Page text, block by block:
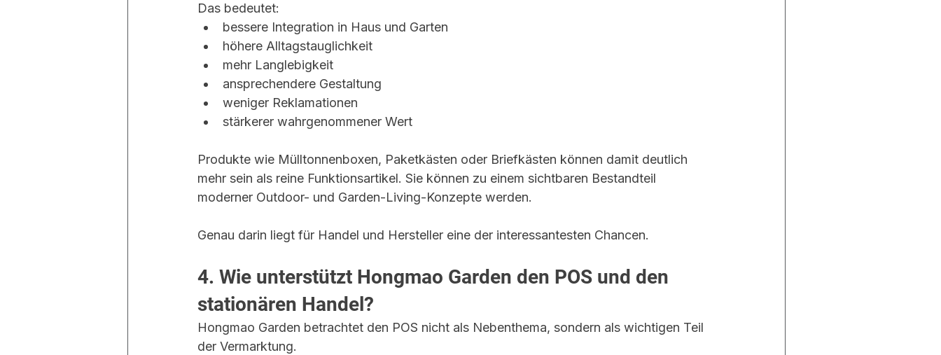
Das bedeutet:
bessere Integration in Haus und Garten
höhere Alltagstauglichkeit
mehr Langlebigkeit
ansprechendere Gestaltung
weniger Reklamationen
stärkerer wahrgenommener Wert
Produkte wie Mülltonnenboxen, Paketkästen oder Briefkästen können damit deutlich
mehr sein als reine Funktionsartikel. Sie können zu einem sichtbaren Bestandteil
moderner Outdoor- und Garden-Living-Konzepte werden.
Genau darin liegt für Handel und Hersteller eine der interessantesten Chancen.
4. Wie unterstützt Hongmao Garden den POS und den
stationären Handel?
Hongmao Garden betrachtet den POS nicht als Nebenthema, sondern als wichtigen Teil
der Vermarktung.